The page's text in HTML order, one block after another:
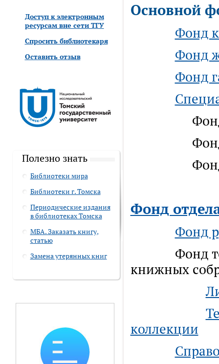
Доступ к электронным
ресурсам вне сети ТГУ
Спросить библиотекаря
Оставить отзыв
Полезно знать
Библиотеки мира
Библиотеки г. Томска
Периодические издания
в библиотеках Томска
МБА. Заказать книгу,
статью
Замена утерянных книг
Основной
Фонд
Фонд
Фонд
Фонд
Фонд
Фонд
Фонд
Фонд
Фонд
книжных
коллекции